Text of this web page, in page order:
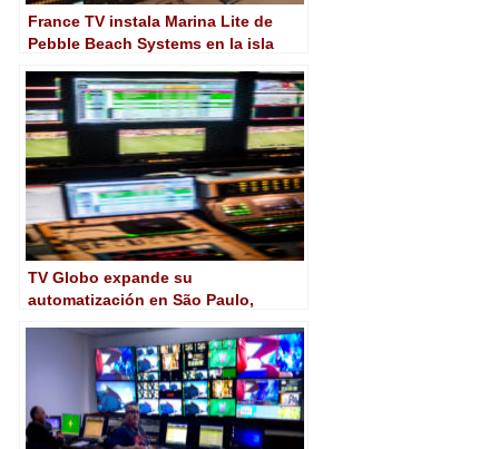
France TV instala Marina Lite de
Pebble Beach Systems en la isla
TV Globo expande su
automatización en São Paulo,
Pebble Beach